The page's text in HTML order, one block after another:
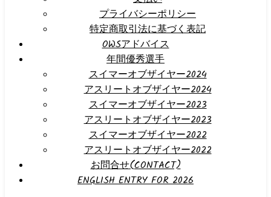
プライバシーポリシー
特定商取引法に基づく表記
OWSアドバイス
年間優秀選手
スイマーオブザイヤー2024
アスリートオブザイヤー2024
スイマーオブザイヤー2023
アスリートオブザイヤー2023
スイマーオブザイヤー2022
アスリートオブザイヤー2022
お問合せ(CONTACT)
ENGLISH ENTRY FOR 2026